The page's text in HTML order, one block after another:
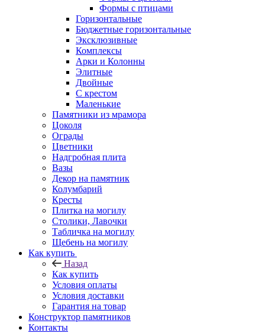
Формы с птицами
Горизонтальные
Бюджетные горизонтальные
Эксклюзивные
Комплексы
Арки и Колонны
Элитные
Двойные
С крестом
Маленькие
Памятники из мрамора
Цоколя
Ограды
Цветники
Надгробная плита
Вазы
Декор на памятник
Колумбарий
Кресты
Плитка на могилу
Столики, Лавочки
Табличка на могилу
Щебень на могилу
Как купить
Назад
Как купить
Условия оплаты
Условия доставки
Гарантия на товар
Конструктор памятников
Контакты